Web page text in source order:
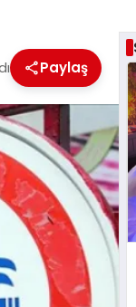
Paylaş